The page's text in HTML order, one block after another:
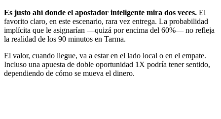
Es justo ahí donde el apostador inteligente mira dos veces. El
favorito claro, en este escenario, rara vez entrega. La probabilidad
implícita que le asignarían —quizá por encima del 60%— no refleja
la realidad de los 90 minutos en Tarma.
El valor, cuando llegue, va a estar en el lado local o en el empate.
Incluso una apuesta de doble oportunidad 1X podría tener sentido,
dependiendo de cómo se mueva el dinero.